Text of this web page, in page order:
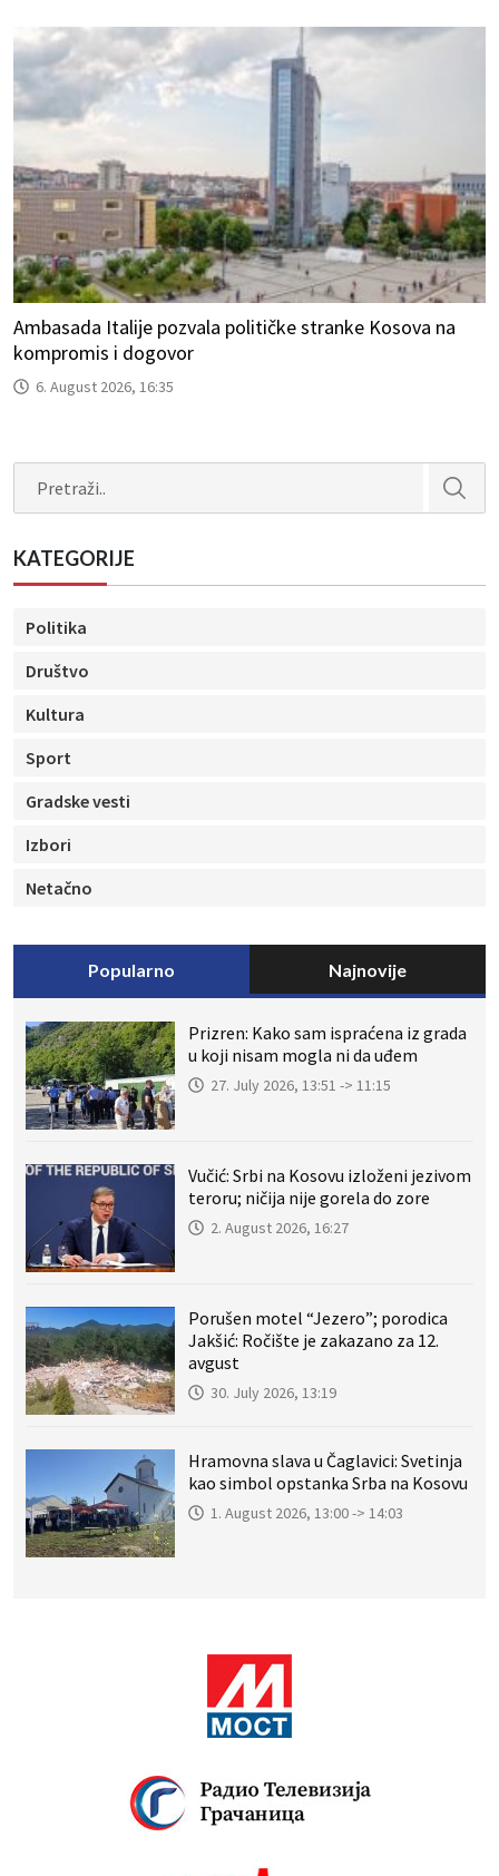
Ambasada Italije pozvala političke stranke Kosova na
kompromis i dogovor
6. August 2026, 16:35
KATEGORIJE
Politika
Društvo
Kultura
Sport
Gradske vesti
Izbori
Netačno
Popularno Najnovije
Prizren: Kako sam ispraćena iz grada
u koji nisam mogla ni da uđem
27. July 2026, 13:51 -> 11:15
Vučić: Srbi na Kosovu izloženi jezivom
teroru; ničija nije gorela do zore
2. August 2026, 16:27
Porušen motel “Jezero”; porodica
Jakšić: Ročište je zakazano za 12.
avgust
30. July 2026, 13:19
Hramovna slava u Čaglavici: Svetinja
kao simbol opstanka Srba na Kosovu
1. August 2026, 13:00 -> 14:03